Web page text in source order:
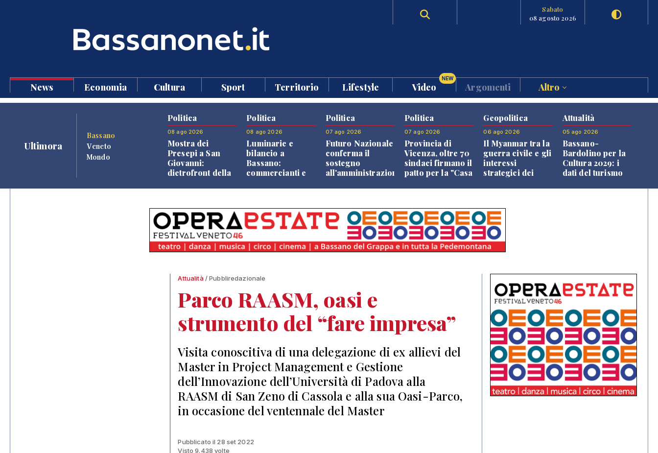
Sabato
08 agosto 2026
News Economia Cultura Sport Territorio Lifestyle Video
NEW
Argomenti Altro
Ultimora
Bassano
Veneto
Mondo
Politica
08 ago 2026
Mostra dei
Presepi a San
Giovanni:
dietrofront della
Politica
08 ago 2026
Luminarie e
bilancio a
Bassano:
commercianti e
Politica
07 ago 2026
Futuro Nazionale
conferma il
sostegno
all'amministrazione
Politica
07 ago 2026
Provincia di
Vicenza, oltre 70
sindaci firmano il
patto per la "Casa
Geopolitica
06 ago 2026
Il Myanmar tra la
guerra civile e gli
interessi
strategici dei
Attualità
05 ago 2026
Bassano-
Bardolino per la
Cultura 2029: i
dati del turismo
Attualità/ Pubbliredazionale
Parco RAASM, oasi e
strumento del “fare impresa”
Visita conoscitiva di una delegazione di ex allievi del
Master in Project Management e Gestione
dell’Innovazione dell’Università di Padova alla
RAASM di San Zeno di Cassola e alla sua Oasi-Parco,
in occasione del ventennale del Master
Pubblicato il 28 set 2022
Visto 9.438 volte